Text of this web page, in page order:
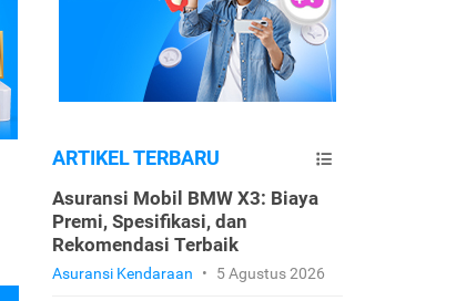
ARTIKEL TERBARU
Asuransi Mobil BMW X3: Biaya
Premi, Spesifikasi, dan
Rekomendasi Terbaik
Asuransi Kendaraan • 5 Agustus 2026